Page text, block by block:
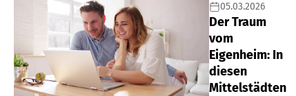
05.03.2026
Der Traum
vom
Eigenheim: In
diesen
Mittelstädten